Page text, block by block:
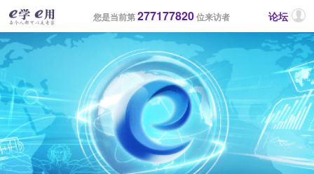
您是当前第277177820位来访者 论坛